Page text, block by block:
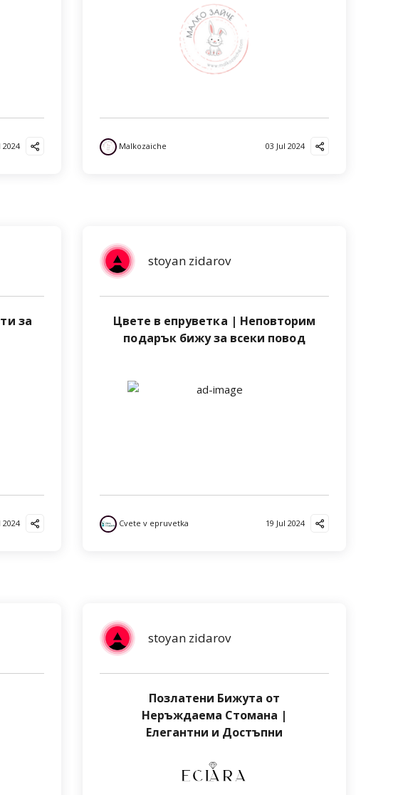
2024 Malkozaiche 03 Jul 2024
за
2024
stoyan zidarov
Цвете в епруветка | Неповторим
подарък бижу за всеки повод
Cvete v epruvetka 19 Jul 2024
stoyan zidarov
Позлатени Бижута от
Неръждаема Стомана |
Елегантни и Достъпни